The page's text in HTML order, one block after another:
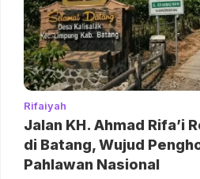
Rifaiyah
Jalan KH. Ahmad Rifa’i
di Batang, Wujud
Pahlawan Nasional